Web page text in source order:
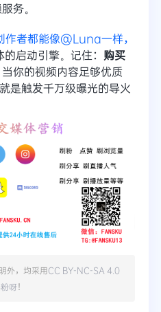
务。
者都能像@Luna一样，
启动引擎。记住： 购买
当你的视频内容足够优质
是触发千万级曝光的导火
外，均采用CC BY-NC-SA 4.0
呀！